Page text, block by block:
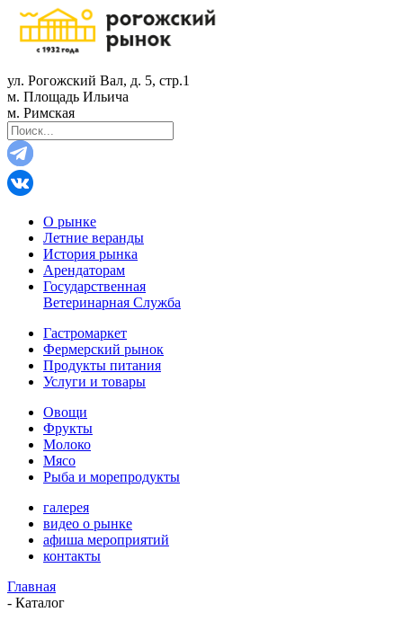
ул. Рогожский Вал, д. 5, стр.1
м. Площадь Ильича
м. Римская
О рынке
Летние веранды
История рынка
Арендаторам
Государственная
Ветеринарная Служба
Гастромаркет
Фермерский рынок
Продукты питания
Услуги и товары
Овощи
Фрукты
Молоко
Мясо
Рыба и морепродукты
галерея
видео о рынке
афиша мероприятий
контакты
Главная
- Каталог